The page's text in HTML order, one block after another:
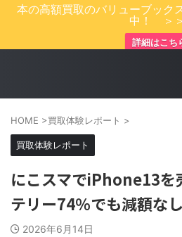
本の高額買取のバリューブック
中！ ＞＞
詳細はこち
HOME >買取体験レポート >
買取体験レポート
にこスマでiPhone13を
テリー74％でも減額なし
2026年6月14日